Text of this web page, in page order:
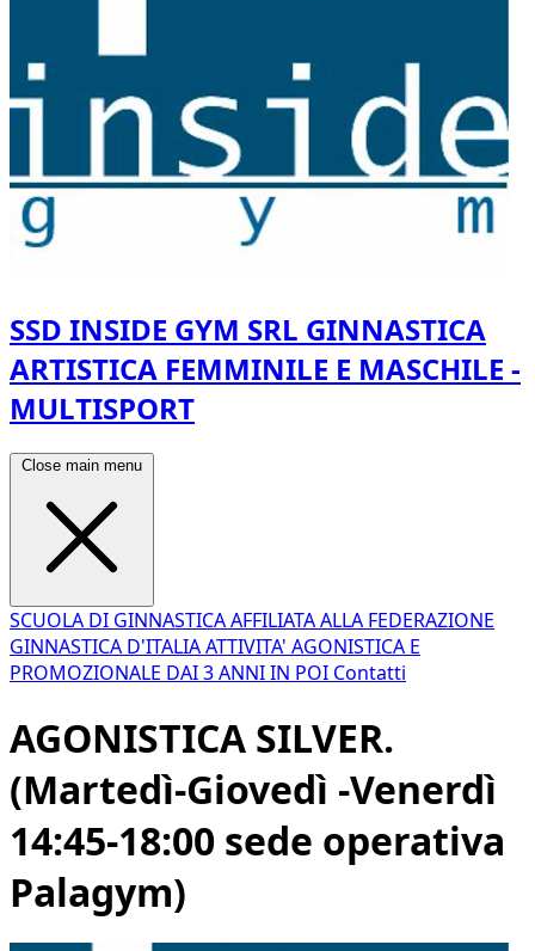
SSD INSIDE GYM SRL GINNASTICA
ARTISTICA FEMMINILE E MASCHILE -
MULTISPORT
Close main menu
SCUOLA DI GINNASTICA AFFILIATA ALLA FEDERAZIONE
GINNASTICA D'ITALIAATTIVITA' AGONISTICA E
PROMOZIONALE DAI 3 ANNI IN POI Contatti
AGONISTICA SILVER.
(Martedì-Giovedì -Venerdì
14:45-18:00 sede operativa
Palagym)